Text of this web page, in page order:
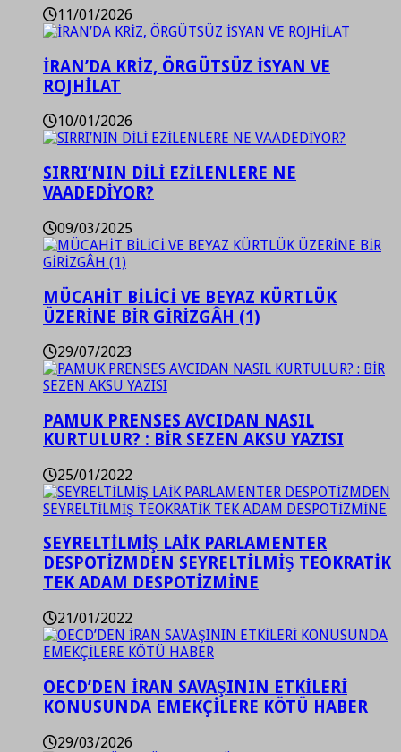
11/01/2026
İRAN’DA KRİZ, ÖRGÜTSÜZ İSYAN VE
ROJHİLAT
10/01/2026
SIRRI’NIN DİLİ EZİLENLERE NE
VAADEDİYOR?
09/03/2025
MÜCAHİT BİLİCİ VE BEYAZ KÜRTLÜK
ÜZERİNE BİR GİRİZGÂH (1)
29/07/2023
PAMUK PRENSES AVCIDAN NASIL
KURTULUR? : BİR SEZEN AKSU YAZISI
25/01/2022
SEYRELTİLMİŞ LAİK PARLAMENTER
DESPOTİZMDEN SEYRELTİLMİŞ TEOKRATİK
TEK ADAM DESPOTİZMİNE
21/01/2022
OECD’DEN İRAN SAVAŞININ ETKİLERİ
KONUSUNDA EMEKÇİLERE KÖTÜ HABER
29/03/2026